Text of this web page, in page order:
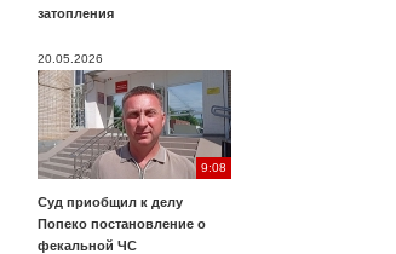
затопления
20.05.2026
9:08
Суд приобщил к делу
Попеко постановление о
фекальной ЧС